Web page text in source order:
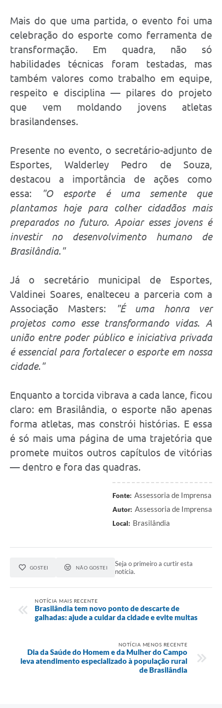
Mais do que uma partida, o evento foi uma
celebração do esporte como ferramenta de
transformação. Em quadra, não só
habilidades técnicas foram testadas, mas
também valores como trabalho em equipe,
respeito e disciplina — pilares do projeto
que vem moldando jovens atletas
brasilandenses.
Presente no evento, o secretário-adjunto de
Esportes, Walderley Pedro de Souza,
destacou a importância de ações como
essa:
"O esporte é uma semente que
plantamos hoje para colher cidadãos mais
preparados no futuro. Apoiar esses jovens é
investir no desenvolvimento humano de
Brasilândia."
Já o secretário municipal de Esportes,
Valdinei Soares, enalteceu a parceria com a
Associação Masters:
"É uma honra ver
projetos como esse transformando vidas. A
união entre poder público e iniciativa privada
é essencial para fortalecer o esporte em nossa
cidade."
Enquanto a torcida vibrava a cada lance, ficou
claro: em Brasilândia, o esporte não apenas
forma atletas, mas constrói histórias. E essa
é só mais uma página de uma trajetória que
promete muitos outros capítulos de vitórias
— dentro e fora das quadras.
Fonte: Assessoria de Imprensa
Autor: Assessoria de Imprensa
Local: Brasilândia
GOSTEI NÃO GOSTEI
Seja o primeiro a curtir esta
notícia.
NOTÍCIA MAIS RECENTE
Brasilândia tem novo ponto de descarte de
galhadas: ajude a cuidar da cidade e evite multas
NOTÍCIA MENOS RECENTE
Dia da Saúde do Homem e da Mulher do Campo
leva atendimento especializado à população rural
de Brasilândia